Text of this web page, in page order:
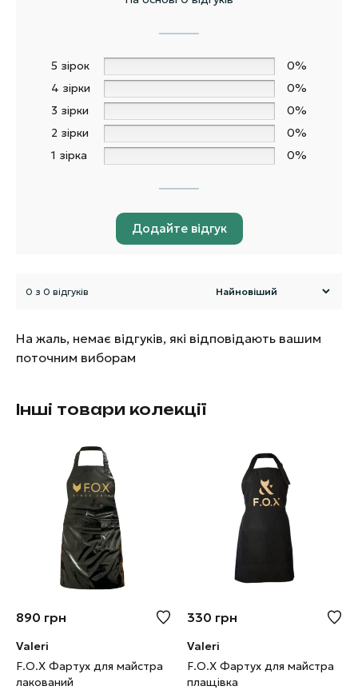
5 зірок
0%
4 зірки
0%
3 зірки
0%
2 зірки
0%
1 зірка
0%
Додайте відгук
0 з 0 відгуків
На жаль, немає відгуків, які відповідають вашим
поточним виборам
Інші товари колекції
890 грн
Valeri
F.O.X Фартух для майстра
лакований
330 грн
Valeri
F.O.X Фартух для майстра
плащівка